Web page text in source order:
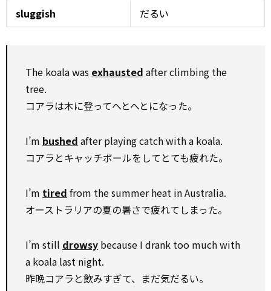
sluggish
だるい
The koala was exhausted after climbing the
tree.
コアラは木に登ってへとへとになった。
I’m bushed after playing catch with a koala.
コアラとキャッチボールをしてとても疲れた。
I’m tired from the summer heat in Australia.
オーストラリアの夏の暑さで疲れてしまった。
I’m still drowsy because I drank too much with
a koala last night.
昨晩コアラと飲みすぎて、まだ気だるい。